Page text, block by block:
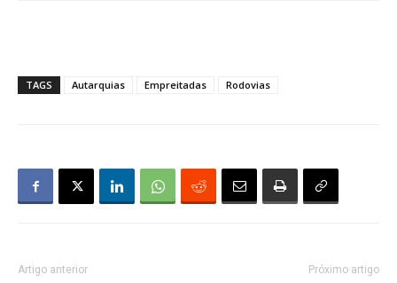
TAGS Autarquias Empreitadas Rodovias
Artigo anterior Próximo artigo